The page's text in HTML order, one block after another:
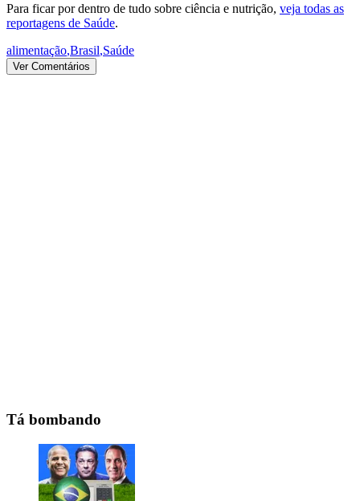
Para ficar por dentro de tudo sobre ciência e nutrição, veja todas as
reportagens de Saúde.
alimentação,Brasil,Saúde
Ver Comentários
Tá bombando